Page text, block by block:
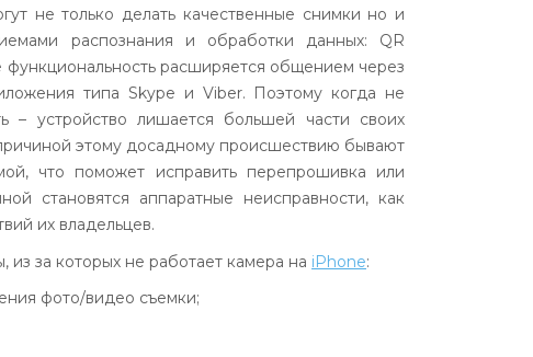
не только делать качественные снимки но и
распознания и обработки данных: QR
расширяется общением через
типа Skype и Viber. Поэтому когда не
– устройство лишается большей части своих
этому досадному происшествию бывают
что поможет исправить перепрошивка или
становятся аппаратные неисправности, как
их владельцев.
за которых не работает камера на iPhone:
фото/видео съемки;